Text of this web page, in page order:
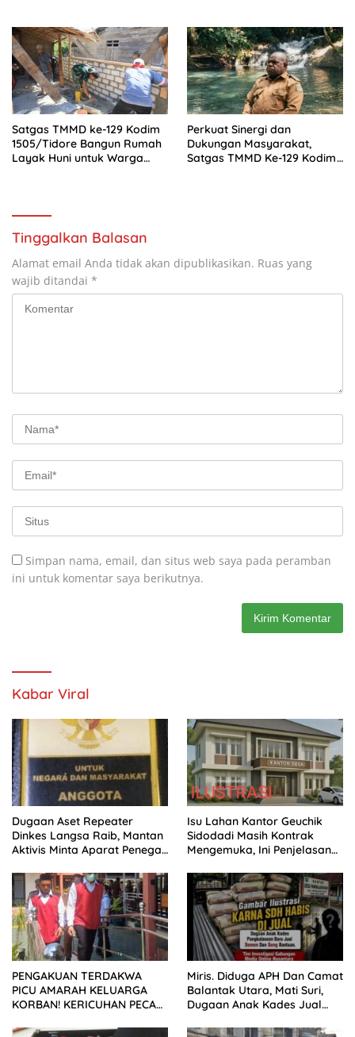
Satgas TMMD ke-129 Kodim
1505/Tidore Bangun Rumah
Layak Huni untuk Warga
Perkuat Sinergi dan
Dukungan Masyarakat,
Satgas TMMD Ke-129 Kodim
Tinggalkan Balasan
Alamat email Anda tidak akan dipublikasikan. Ruas yang
wajib ditandai *
Simpan nama, email, dan situs web saya pada peramban
ini untuk komentar saya berikutnya.
Kabar Viral
Dugaan Aset Repeater
Dinkes Langsa Raib, Mantan
Aktivis Minta Aparat Penegak
Isu Lahan Kantor Geuchik
Sidodadi Masih Kontrak
Mengemuka, Ini Penjelasan
PENGAKUAN TERDAKWA
PICU AMARAH KELUARGA
KORBAN! KERICUHAN PECAH
DITUNDA
Miris. Diduga APH Dan Camat
Balantak Utara, Mati Suri,
Dugaan Anak Kades Jual